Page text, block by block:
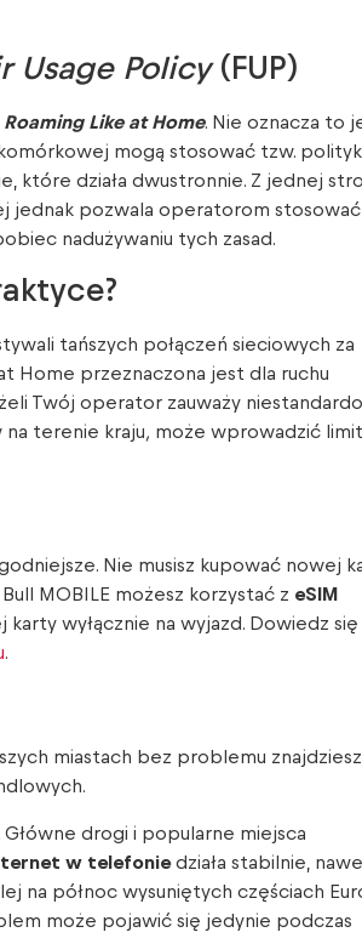
Usage Policy(FUP)
Roaming Like at Home. Nie oznacza to
mogą stosować tzw.
które działa dwustronnie. Z jednej
jednak pozwala operatorom stosować
nadużywaniu tych zasad.
tańszych połączeń sieciowych za
Home przeznaczona jest dla ruchu
Twój operator zauważy
terenie kraju, może wprowadzić
Nie musisz kupować nowej
MOBILE możesz korzystać z eSIM
wyłącznie na wyjazd. Dowiedz się
.
miastach bez problemu znajdziesz
drogi i popularne miejsca
w telefoniedziała stabilnie,
na północ wysuniętych częściach
może pojawić się jedynie podczas